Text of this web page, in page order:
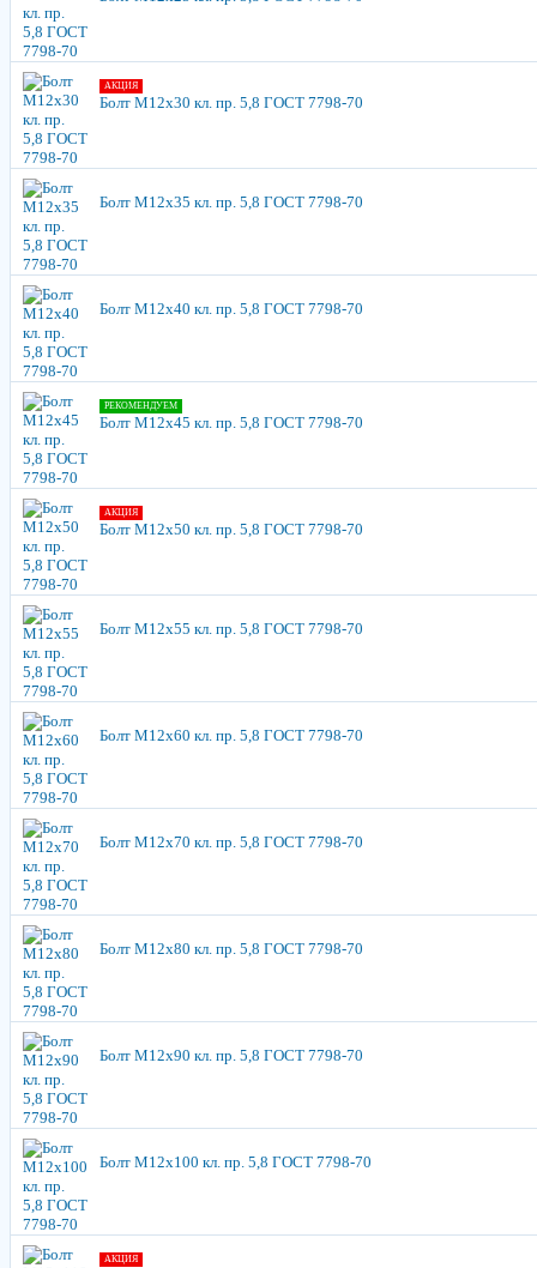
АКЦИЯ
Болт М12х30 кл. пр. 5,8 ГОСТ 7798-70
Болт М12х35 кл. пр. 5,8 ГОСТ 7798-70
Болт М12х40 кл. пр. 5,8 ГОСТ 7798-70
РЕКОМЕНДУЕМ
Болт М12х45 кл. пр. 5,8 ГОСТ 7798-70
АКЦИЯ
Болт М12х50 кл. пр. 5,8 ГОСТ 7798-70
Болт М12х55 кл. пр. 5,8 ГОСТ 7798-70
Болт М12х60 кл. пр. 5,8 ГОСТ 7798-70
Болт М12х70 кл. пр. 5,8 ГОСТ 7798-70
Болт М12х80 кл. пр. 5,8 ГОСТ 7798-70
Болт М12х90 кл. пр. 5,8 ГОСТ 7798-70
Болт М12х100 кл. пр. 5,8 ГОСТ 7798-70
АКЦИЯ